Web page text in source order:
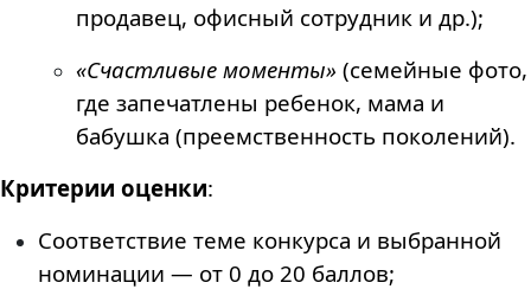
продавец, офисный сотрудник и др.);
«Счастливые моменты» (семейные фото,
где запечатлены ребенок, мама и
бабушка (преемственность поколений).
Критерии оценки:
Соответствие теме конкурса и выбранной
номинации — от 0 до 20 баллов;